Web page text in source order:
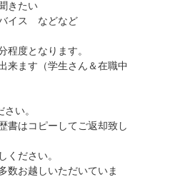
きたい
イス などなど
程度となります。
来ます（学生さん＆在職中
い。
書はコピーしてご返却致し
ください。
数お越しいただいていま